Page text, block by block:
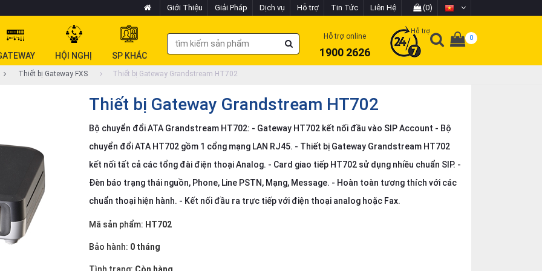
Giới Thiệu Giải Pháp Dịch vụ Hỗ trợ Tin Tức Liên Hệ (0)
HỘI NGHỊ SP KHÁC
Hỗ trợ online
1900 2626
Hỗ trợ
0
Thiết bị Gateway FXS Thiết bị Gateway Grandstream HT702
Thiết bị Gateway Grandstream HT702
Bộ chuyển đổi ATA Grandstream HT702: - Gateway HT702 kết nối đầu vào SIP Account - Bộ
chuyển đổi ATA HT702 gồm 1 cổng mạng LAN RJ45. - Thiết bị Gateway Grandstream HT702
kết nối tất cả các tổng đài điện thoại Analog. - Card giao tiếp HT702 sử dụng nhiều chuẩn SIP. -
Đèn báo trạng thái nguồn, Phone, Line PSTN, Mạng, Message. - Hoàn toàn tương thích với các
chuẩn thoại hiện hành. - Kết nối đầu ra trực tiếp với điện thoại analog hoặc Fax.
Mã sản phẩm: HT702
Bảo hành: 0 tháng